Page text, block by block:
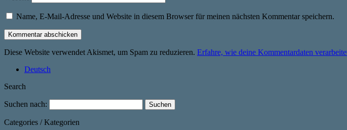
Name, E-Mail-Adresse und Website in diesem Browser für meinen nächsten Kommentar speichern.
Diese Website verwendet Akismet, um Spam zu reduzieren. Erfahre, wie deine Kommentardaten
Deutsch
Search
Suchen nach:
Categories / Kategorien